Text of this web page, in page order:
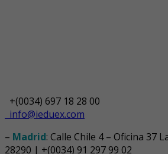
+(0034) 697 18 28 00
info@ieduex.com
– Madrid: Calle Chile 4 – Oficina 37
28290 | +(0034) 91 297 99 02